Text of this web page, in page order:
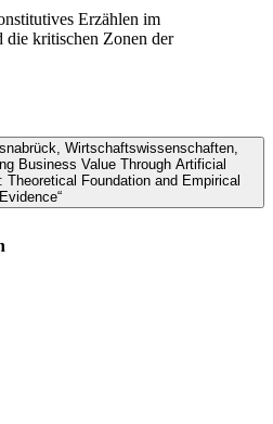
Erzählen im
kritischen Zonen der
Wirtschaftswissenschaften,
Business Value Through Artificial
Theoretical Foundation and Empirical
Evidence“